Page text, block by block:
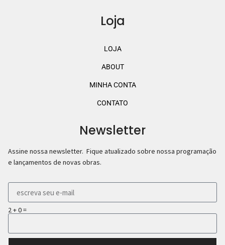
Loja
LOJA
ABOUT
MINHA CONTA
CONTATO
Newsletter
Assine nossa newsletter. Fique atualizado sobre nossa programação
e lançamentos de novas obras.
2 + 0 =